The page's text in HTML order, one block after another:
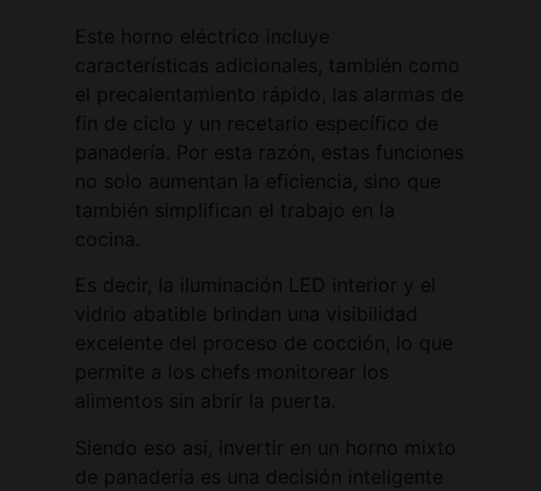
Este horno eléctrico incluye
características adicionales, también como
el precalentamiento rápido, las alarmas de
fin de ciclo y un recetario específico de
panadería. Por esta razón, estas funciones
no solo aumentan la eficiencia, sino que
también simplifican el trabajo en la
cocina.
Es decir, la iluminación LED interior y el
vidrio abatible brindan una visibilidad
excelente del proceso de cocción, lo que
permite a los chefs monitorear los
alimentos sin abrir la puerta.
Siendo eso así, invertir en un horno mixto
de panadería es una decisión inteligente